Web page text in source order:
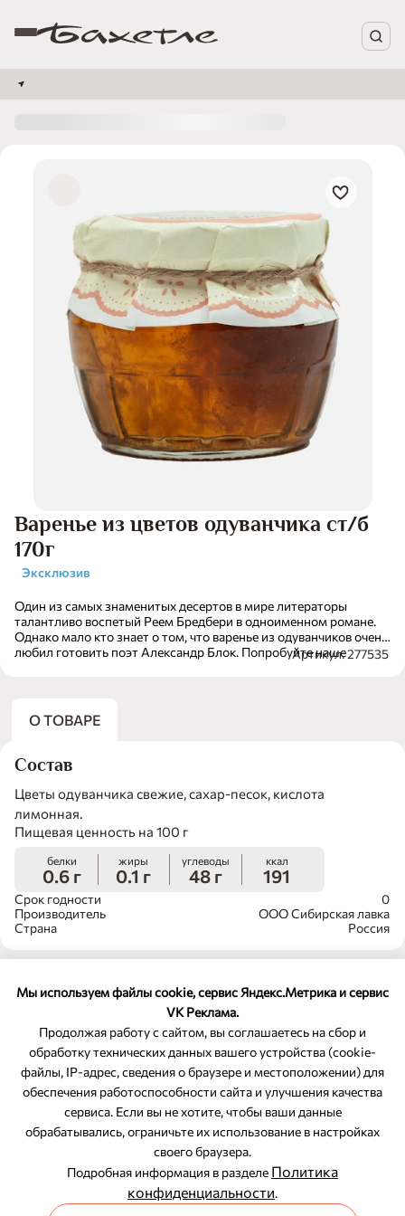
Мы используем файлы cookie, сервис Яндекс.Метрика и сервис
VK Реклама.
Продолжая работу с сайтом, вы соглашаетесь на сбор и
обработку технических данных вашего устройства (cookie-
файлы, IP-адрес, сведения о браузере и местоположении) для
обеспечения работоспособности сайта и улучшения качества
сервиса. Если вы не хотите, чтобы ваши данные
обрабатывались, ограничьте их использование в настройках
своего браузера.
Подробная информация в разделе Политика
конфиденциальности.
Варенье из цветов одуванчика ст/б
170г
Эксклюзив
Один из самых знаменитых десертов в мире литераторы
талантливо воспетый Реем Бредбери в одноименном романе.
Однако мало кто знает о том, что варенье из одуванчиков очень
любил готовить поэт Александр Блок. Попробуйте наше
Артикул: 277535
О ТОВАРЕ
Пищевая ценность на 100 г
белки
0.6 г
жиры
0.1 г
углеводы
48 г
ккал
191
Срок годности
0
Производитель
ООО Сибирская лавка
Страна
Россия
Состав
Цветы одуванчика свежие, сахар-песок, кислота
лимонная.
ОБРАТНАЯ СВЯЗЬ
8-800-350-46-10
Служба поддержки